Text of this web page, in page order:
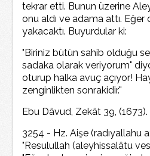
tekrar etti. Bunun üzerine
onu aldı ve adama attı. Eğer
yakacaktı. Buyurdular ki:
"Biriniz bütün sahib olduğu
sadaka olarak veriyorum"
oturup halka avuç açıyor!
zenginlikten sonrakidir.''
Ebu Dâvud, Zekât 39, (1673).
3254 - Hz. Aişe (radıyallahu
"Resulullah (aleyhissalâtu